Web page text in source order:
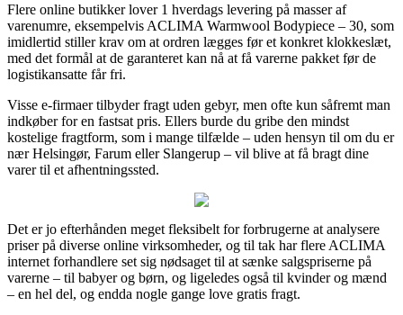
Flere online butikker lover 1 hverdags levering på masser af
varenumre, eksempelvis ACLIMA Warmwool Bodypiece – 30, som
imidlertid stiller krav om at ordren lægges før et konkret klokkeslæt,
med det formål at de garanteret kan nå at få varerne pakket før de
logistikansatte får fri.
Visse e-firmaer tilbyder fragt uden gebyr, men ofte kun såfremt man
indkøber for en fastsat pris. Ellers burde du gribe den mindst
kostelige fragtform, som i mange tilfælde – uden hensyn til om du er
nær Helsingør, Farum eller Slangerup – vil blive at få bragt dine
varer til et afhentningssted.
Det er jo efterhånden meget fleksibelt for forbrugerne at analysere
priser på diverse online virksomheder, og til tak har flere ACLIMA
internet forhandlere set sig nødsaget til at sænke salgspriserne på
varerne – til babyer og børn, og ligeledes også til kvinder og mænd
– en hel del, og endda nogle gange love gratis fragt.